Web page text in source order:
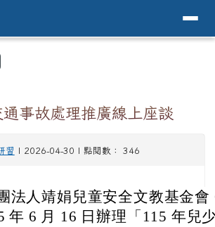
中原國小全球資訊
事故處理推廣線上座談
習 | 2026-04-30 | 點閱數： 346
法人靖娟兒童安全文教基金
年 6 月 16 日辦理「115 年兒